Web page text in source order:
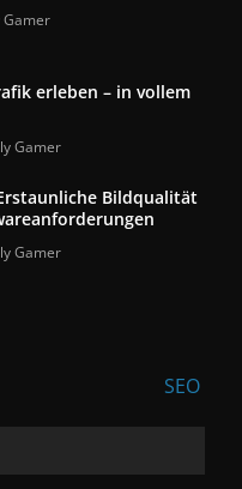
Gamer
erleben – in vollem
Gamer
Bildqualität
Gamer